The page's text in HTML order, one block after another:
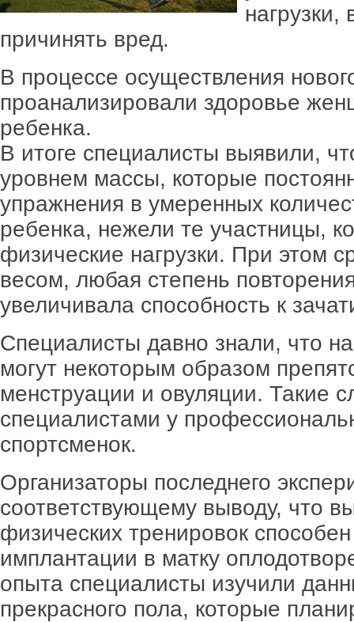
нагрузки,
причинять вред.
В процессе осуществления
проанализировали здоровье
ребенка.
В итоге специалисты выявили,
уровнем массы, которые
упражнения в умеренных
ребенка, нежели те участницы,
физические нагрузки. При этом
весом, любая степень
увеличивала способность к
Специалисты давно знали, что
могут некоторым образом
менструации и овуляции. Такие
специалистами у
спортсменок.
Организаторы последнего
соответствующему выводу, что
физических тренировок
имплантации в матку
опыта специалисты изучили
прекрасного пола, которые